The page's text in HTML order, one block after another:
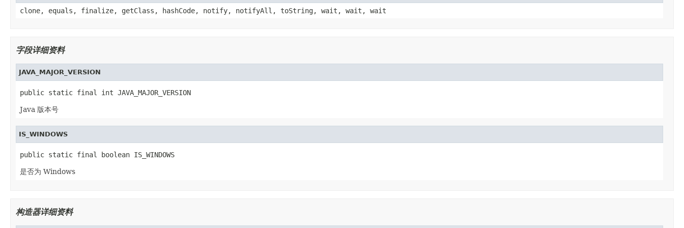
clone, equals, finalize, getClass, hashCode, notify, notifyAll, toString, wait, wait, wait
字段详细资料
JAVA_MAJOR_VERSION
public static final int JAVA_MAJOR_VERSION
Java 版本号
IS_WINDOWS
public static final boolean IS_WINDOWS
是否为 Windows
构造器详细资料